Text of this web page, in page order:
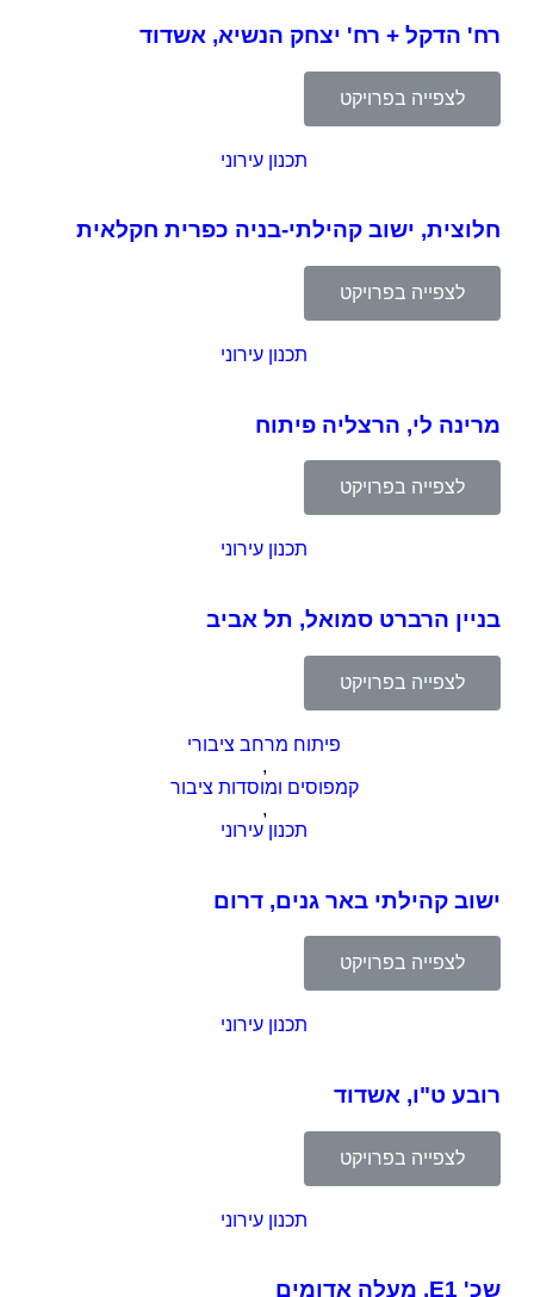
רח' הדקל + רח' יצחק הנשיא, אשדוד
לצפייה בפרויקט
תכנון עירוני
חלוצית, ישוב קהילתי-בניה כפרית חקלאית
לצפייה בפרויקט
תכנון עירוני
מרינה לי, הרצליה פיתוח
לצפייה בפרויקט
תכנון עירוני
בניין הרברט סמואל, תל אביב
לצפייה בפרויקט
פיתוח מרחב ציבורי
,
קמפוסים ומוסדות ציבור
,
תכנון עירוני
ישוב קהילתי באר גנים, דרום
לצפייה בפרויקט
תכנון עירוני
רובע ט"ו, אשדוד
לצפייה בפרויקט
תכנון עירוני
שכ' E1, מעלה אדומים